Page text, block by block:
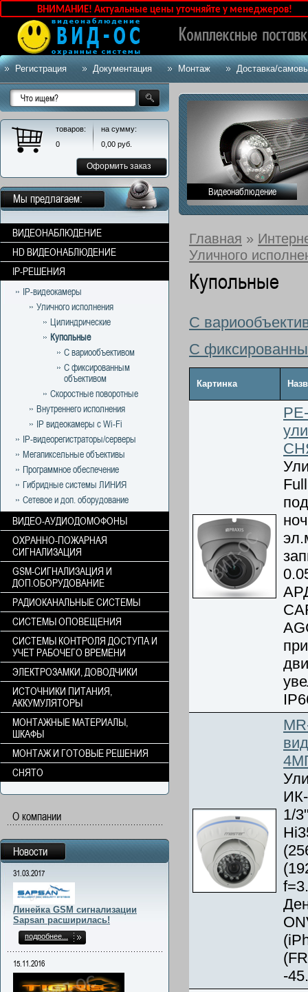
Регистрация Документация Монтаж Доставка/
Актуальные цены уточняйте у менеджеров!
Видеонаблюдение
Главная »
Уличного
Купольные
С
С
Картинка
1/
-
товаров:
0
на сумму:
0,00 руб.
Оформить заказ
Мы предлагаем:
ВИДЕОНАБЛЮДЕНИЕ
HD ВИДЕОНАБЛЮДЕНИЕ
IP-РЕШЕНИЯ
IP-видеокамеры
Уличного исполнения
Цилиндрические
Купольные
С вариообъективом
С фиксированным
объективом
Скоростные поворотные
Внутреннего исполнения
IP видеокамеры с Wi-Fi
IP-видеорегистраторы/серверы
Мегапиксельные объективы
Программное обеспечение
Гибридные системы ЛИНИЯ
Сетевое и доп. оборудование
ВИДЕО-АУДИОДОМОФОНЫ
ОХРАННО-ПОЖАРНАЯ
СИГНАЛИЗАЦИЯ
GSM-СИГНАЛИЗАЦИЯ И
ДОП.ОБОРУДОВАНИЕ
РАДИОКАНАЛЬНЫЕ СИСТЕМЫ
СИСТЕМЫ ОПОВЕЩЕНИЯ
СИСТЕМЫ КОНТРОЛЯ ДОСТУПА И
УЧЕТ РАБОЧЕГО ВРЕМЕНИ
ЭЛЕКТРОЗАМКИ, ДОВОДЧИКИ
ИСТОЧНИКИ ПИТАНИЯ,
АККУМУЛЯТОРЫ
МОНТАЖНЫЕ МАТЕРИАЛЫ,
ШКАФЫ
МОНТАЖ И ГОТОВЫЕ РЕШЕНИЯ
СНЯТО
О компании
Новости
31.03.2017
Линейка GSM сигнализации
Sapsan расширилась!
подробнее...
15.11.2016